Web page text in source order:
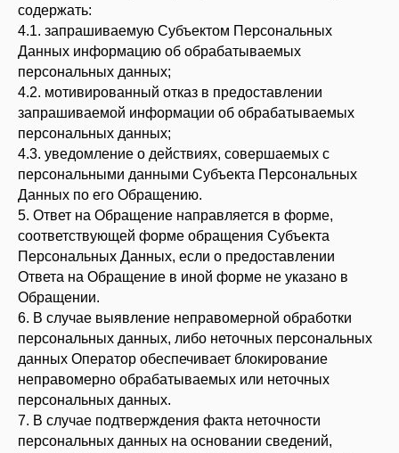
содержать:
4.1. запрашиваемую Субъектом Персональных
Данных информацию об обрабатываемых
персональных данных;
4.2. мотивированный отказ в предоставлении
запрашиваемой информации об обрабатываемых
персональных данных;
4.3. уведомление о действиях, совершаемых с
персональными данными Субъекта Персональных
Данных по его Обращению.
5. Ответ на Обращение направляется в форме,
соответствующей форме обращения Субъекта
Персональных Данных, если о предоставлении
Ответа на Обращение в иной форме не указано в
Обращении.
6. В случае выявление неправомерной обработки
персональных данных, либо неточных персональных
данных Оператор обеспечивает блокирование
неправомерно обрабатываемых или неточных
персональных данных.
7. В случае подтверждения факта неточности
персональных данных на основании сведений,